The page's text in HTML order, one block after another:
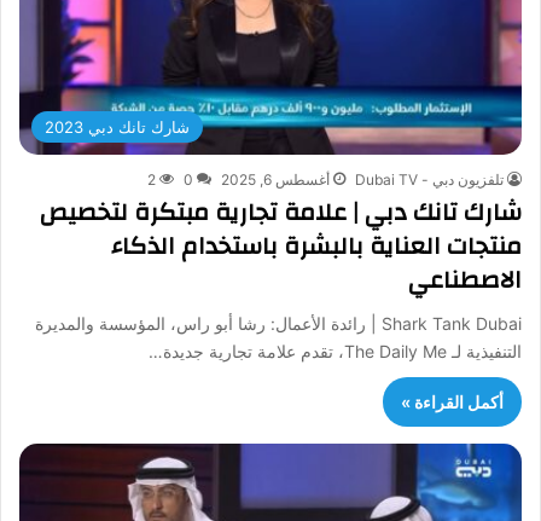
شارك تانك دبي 2023
تلفزيون دبي - Dubai TV أغسطس 6, 2025 0
2
شارك تانك دبي | علامة تجارية مبتكرة لتخصيص
منتجات العناية بالبشرة باستخدام الذكاء
الاصطناعي
Shark Tank Dubai | رائدة الأعمال: رشا أبو راس، المؤسسة والمديرة
التنفيذية لـ The Daily Me، تقدم علامة تجارية جديدة…
أكمل القراءة »